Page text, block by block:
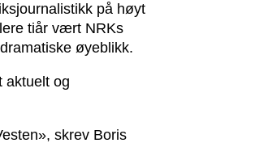
på høyt
tiår vært NRKs
øyeblikk.
aktuelt og
skrev Boris